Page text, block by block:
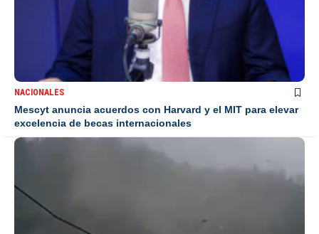
NACIONALES
Mescyt anuncia acuerdos con Harvard y el MIT para elevar
excelencia de becas internacionales